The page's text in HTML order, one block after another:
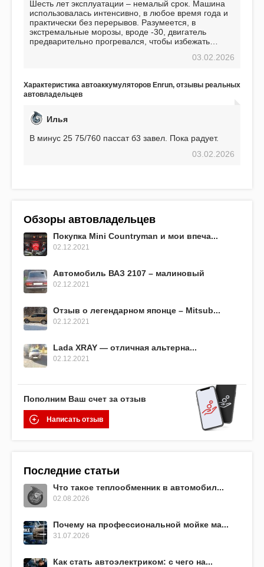
Шесть лет эксплуатации – немалый срок. Машина
использовалась интенсивно, в любое время года и
практически без перерывов. Разумеется, в
экстремальные морозы, вроде -30, двигатель
предварительно прогревался, чтобы избежать
использования не было ни единой поломки,
EFB 75. Судя по характеристикам, он даже
превосходит предыдущую модель.
03.02.2026
Характеристика автоаккумуляторов Enrun, отзывы реальных
автовладельцев
Илья
В минус 25 75/760 пассат б3 завел. Пока радует.
03.02.2026
Обзоры автовладельцев
Покупка Mini Countryman и мои впеча...
02.12.2021
Автомобиль ВАЗ 2107 – малиновый
02.12.2021
Отзыв о легендарном японце – Mitsub...
02.12.2021
Lada XRAY — отличная альтерна...
02.12.2021
Пополним Ваш счет за отзыв
Написать отзыв
Последние статьи
Что такое теплообменник в автомобил...
02.08.2026
Почему на профессиональной мойке ма...
31.07.2026
Как стать автоэлектриком: с чего на...